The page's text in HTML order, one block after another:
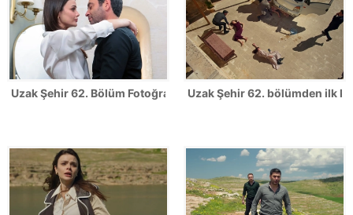
Uzak Şehir 62. Bölüm FotoğraflarıUzak Şehir 62. bölümden ilk